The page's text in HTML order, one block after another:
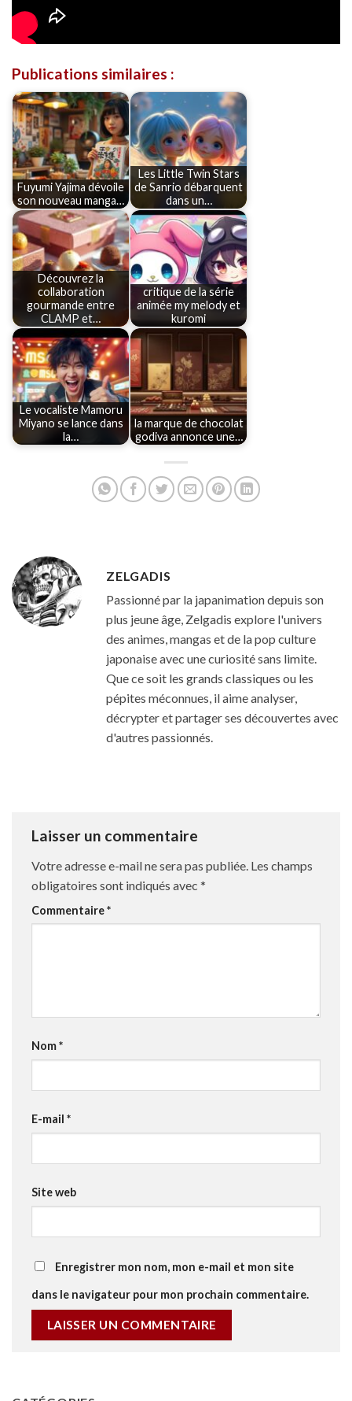
Publications similaires :
Fuyumi Yajima dévoile
son nouveau manga…
Les Little Twin Stars
de Sanrio débarquent
dans un…
Découvrez la
collaboration
gourmande entre
CLAMP et…
critique de la série
animée my melody et
kuromi
Le vocaliste Mamoru
Miyano se lance dans
la…
la marque de chocolat
godiva annonce une…
ZELGADIS
Passionné par la japanimation depuis son
plus jeune âge, Zelgadis explore l'univers
des animes, mangas et de la pop culture
japonaise avec une curiosité sans limite.
Que ce soit les grands classiques ou les
pépites méconnues, il aime analyser,
décrypter et partager ses découvertes avec
d'autres passionnés.
Laisser un commentaire
Votre adresse e-mail ne sera pas publiée. Les champs
obligatoires sont indiqués avec *
Commentaire*
Nom*
E-mail *
Site web
Enregistrer mon nom, mon e-mail et mon site
dans le navigateur pour mon prochain commentaire.